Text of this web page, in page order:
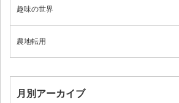
趣味の世界
農地転用
月別アーカイブ